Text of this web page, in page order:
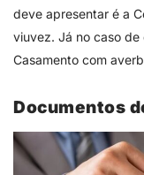
deve apresentar é a
viuvez. Já no caso
Casamento com
Documentos